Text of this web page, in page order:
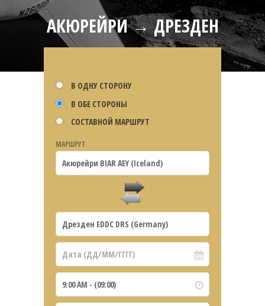
АКЮРЕЙРИ → ДРЕЗДЕН
В ОДНУ СТОРОНУ
В ОБЕ СТОРОНЫ
СОСТАВНОЙ МАРШРУТ
МАРШРУТ